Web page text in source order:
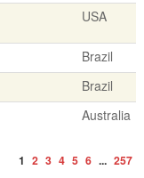
USA
Brazil
Brazil
Australia
1 2 3 4 5 6 ... 257